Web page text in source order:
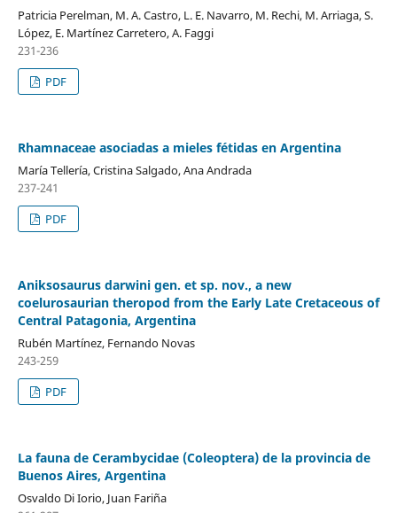
Patricia Perelman, M. A. Castro, L. E. Navarro, M. Rechi, M. Arriaga, S.
López, E. Martínez Carretero, A. Faggi
231-236
PDF
Rhamnaceae asociadas a mieles fétidas en Argentina
María Tellería, Cristina Salgado, Ana Andrada
237-241
PDF
Aniksosaurus darwini gen. et sp. nov., a new
coelurosaurian theropod from the Early Late Cretaceous of
Central Patagonia, Argentina
Rubén Martínez, Fernando Novas
243-259
PDF
La fauna de Cerambycidae (Coleoptera) de la provincia de
Buenos Aires, Argentina
Osvaldo Di Iorio, Juan Fariña